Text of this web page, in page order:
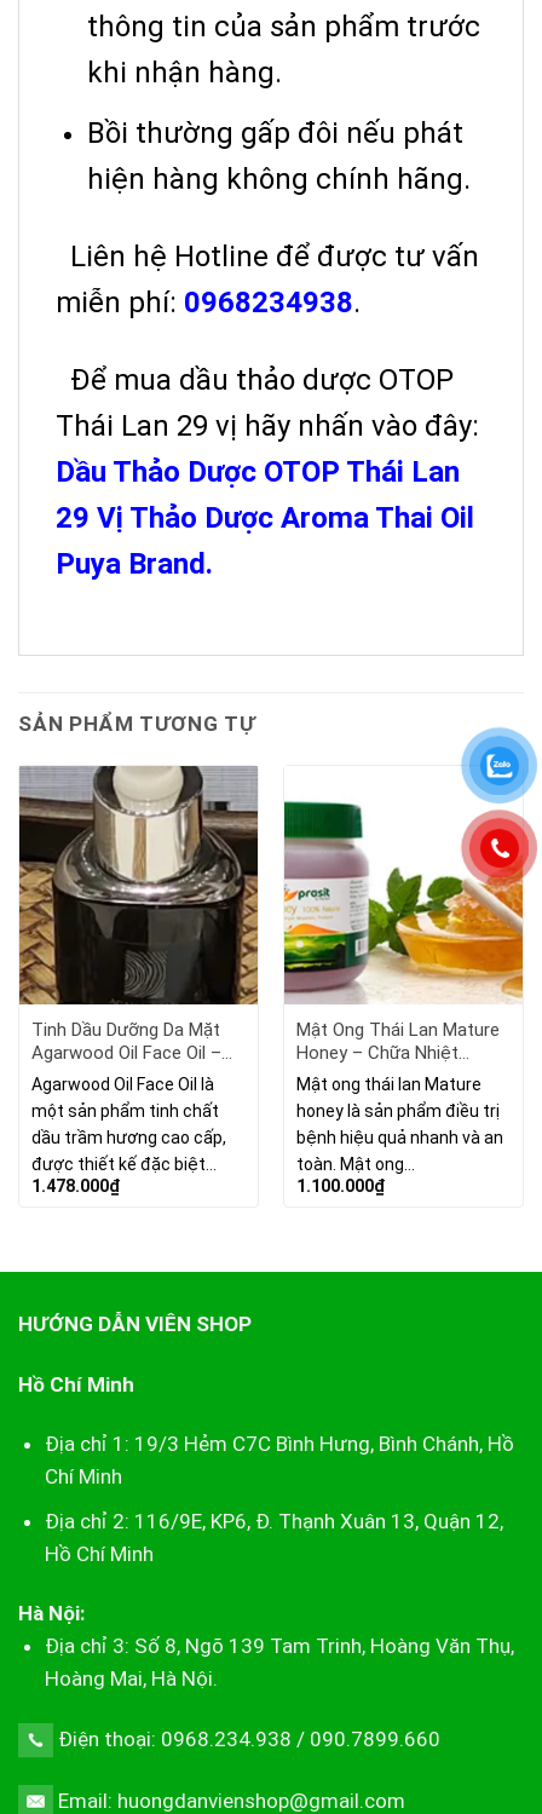
thông tin của sản phẩm trước
khi nhận hàng.
Bồi thường gấp đôi nếu phát
hiện hàng không chính hãng.
Liên hệ Hotline để được tư vấn
miễn phí: 0968234938.
Để mua dầu thảo dược OTOP
Thái Lan 29 vị hãy nhấn vào đây:
Dầu Thảo Dược OTOP Thái Lan
29 Vị Thảo Dược Aroma Thai Oil
Puya Brand.
SẢN PHẨM TƯƠNG TỰ
Tinh Dầu Dưỡng Da Mặt
Agarwood Oil Face Oil –
Tinh Chất Dầu Trầm
Hương
Agarwood Oil Face Oil là
một sản phẩm tinh chất
dầu trầm hương cao cấp,
được thiết kế đặc biệt…
1.478.000₫
Mật Ong Thái Lan Mature
Honey – Chữa Nhiệt
Miệng.
Mật ong thái lan Mature
honey là sản phẩm điều trị
bệnh hiệu quả nhanh và an
toàn. Mật ong…
1.100.000₫
HƯỚNG DẪN VIÊN SHOP
Hồ Chí Minh
Địa chỉ 1: 19/3 Hẻm C7C Bình Hưng, Bình Chánh, Hồ
Chí Minh
Địa chỉ 2: 116/9E, KP6, Đ. Thạnh Xuân 13, Quận 12,
Hồ Chí Minh
Hà Nội:
Địa chỉ 3: Số 8, Ngõ 139 Tam Trinh, Hoàng Văn Thụ,
Hoàng Mai, Hà Nội.
Điện thoại: 0968.234.938 / 090.7899.660
Email: huongdanvienshop@gmail.com